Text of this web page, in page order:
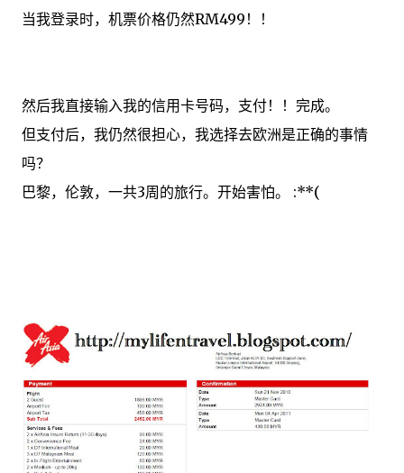
当我登录时， 机票价格仍然RM499 ！ ！
然后我直接输入我的信用卡号码， 支付！ ！ 完成。
但支付后， 我仍然很担心，我选择去欧洲是正确的事情
吗？
巴黎，伦敦， 一共3周 的旅行。 开始害怕。 :**(